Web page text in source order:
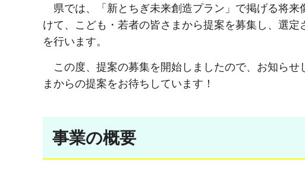
県では、「新とちぎ未来創造プラン」で掲げる将来
けて、こども・若者の皆さまから提案を募集し、選
を行います。
この度、提案の募集を開始しましたので、お知ら
まからの提案をお待ちしています！
事業の概要